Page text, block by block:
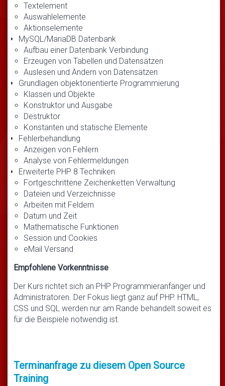
Textelement
Auswahlelemente
Aktionselemente
MySQL/MariaDB Datenbank
Aufbau einer Datenbank Verbindung
Erzeugen von Tabellen und Datensätzen
Auslesen und Ändern von Datensätzen
Grundlagen objektorientierte Programmierung
Klassen und Objekte
Konstruktor und Ausgabe
Destruktor
Konstanten und statische Elemente
Fehlerbehandlung
Anzeigen von Fehlern
Analyse von Fehlermeldungen
Erweiterte PHP 8 Techniken
Fortgeschrittene Zeichenketten Verwaltung
Dateien und Verzeichnisse
Arbeiten mit Feldern
Datum und Zeit
Mathematische Funktionen
Session und Cookies
eMail Versand
Empfohlene Vorkenntnisse
Der Kurs richtet sich an PHP Programmieranfänger und
Administratoren. Der Fokus liegt ganz auf PHP. HTML,
CSS und SQL werden nur am Rande behandelt soweit es
für die Beispiele notwendig ist.
Terminanfrage zu diesem Open Source
Training